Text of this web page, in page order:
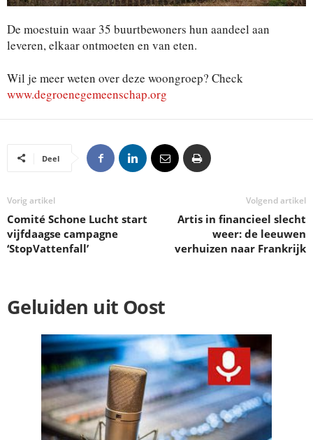
De moestuin waar 35 buurtbewoners hun aandeel aan
leveren, elkaar ontmoeten en van eten.
Wil je meer weten over deze woongroep? Check
www.degroenegemeenschap.org
Deel
Vorig artikel
Comité Schone Lucht start
vijfdaagse campagne
‘StopVattenfall’
Volgend artikel
Artis in financieel slecht
weer: de leeuwen
verhuizen naar Frankrijk
Geluiden uit Oost